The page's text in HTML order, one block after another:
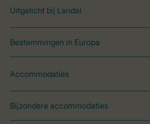
Uitgelicht bij Landal
Bestemmingen in Europa
Accommodaties
Bijzondere accommodaties